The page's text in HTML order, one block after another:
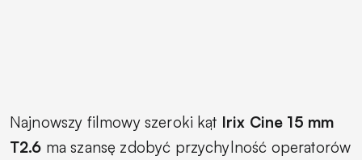
Najnowszy filmowy szeroki kąt Irix Cine 15 mm
T2.6 ma szansę zdobyć przychylność operatorów